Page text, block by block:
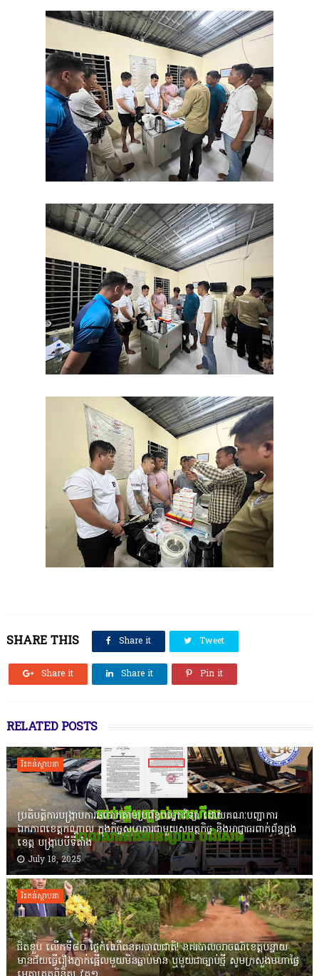
SHARE THIS Share it Tweet
Share it Share it Pin it
RELATED POSTS
រិះគន់ស្ថាបនា
ប្រតិបត្តិការបង្រ្កាបការឆបោកតាមប្រព័ន្ធបច្ចេកវិទ្យា ដោយគណៈបញ្ជាការ
ឯកភាពខេត្តកណ្តាល ក្នុងកិច្ចសហការជាមួយសមត្ថកិច្ច និងអាជ្ញាធរពាក់ព័ន្ធក្នុង
ខេត្ត បង្ក្រាបបីទីតាំង
July 18, 2025
រិះគន់ស្ថាបនា
ជិតខួប លើកទី៨០ ថ្ងៃកំណើតនគរបាលជាតិ! នគរបាលចរាចណ៍ខេត្តបន្ទាយ
មានជ័យធ្វើរឿងភ្ញាក់ផ្អើលមួយមិនធ្លាប់មាន ឬមួយជាច្បាប់ថ្មី សូមក្រសួងមហាផ្ទៃ